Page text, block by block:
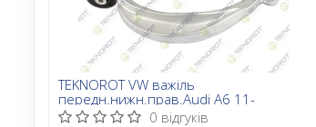
TEKNOROT VW важіль
передн.нижн.прав.Audi A6 11-
0 відгуків